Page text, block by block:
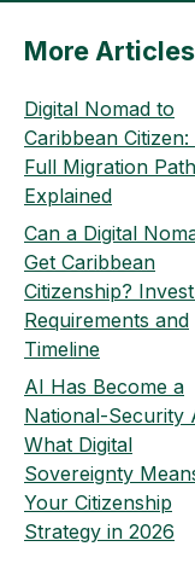
More Articles
Digital Nomad to
Caribbean
Full Migration
Explained
Can a Digital
Get Caribbean
Citizenship?
Requirements and
Timeline
AI Has Become a
National-Security
What Digital
Sovereignty
Your Citizenship
Strategy in 2026